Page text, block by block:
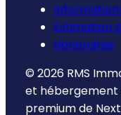
Estimation
Honoraires
© 2026 RMS
et hébergement
premium de